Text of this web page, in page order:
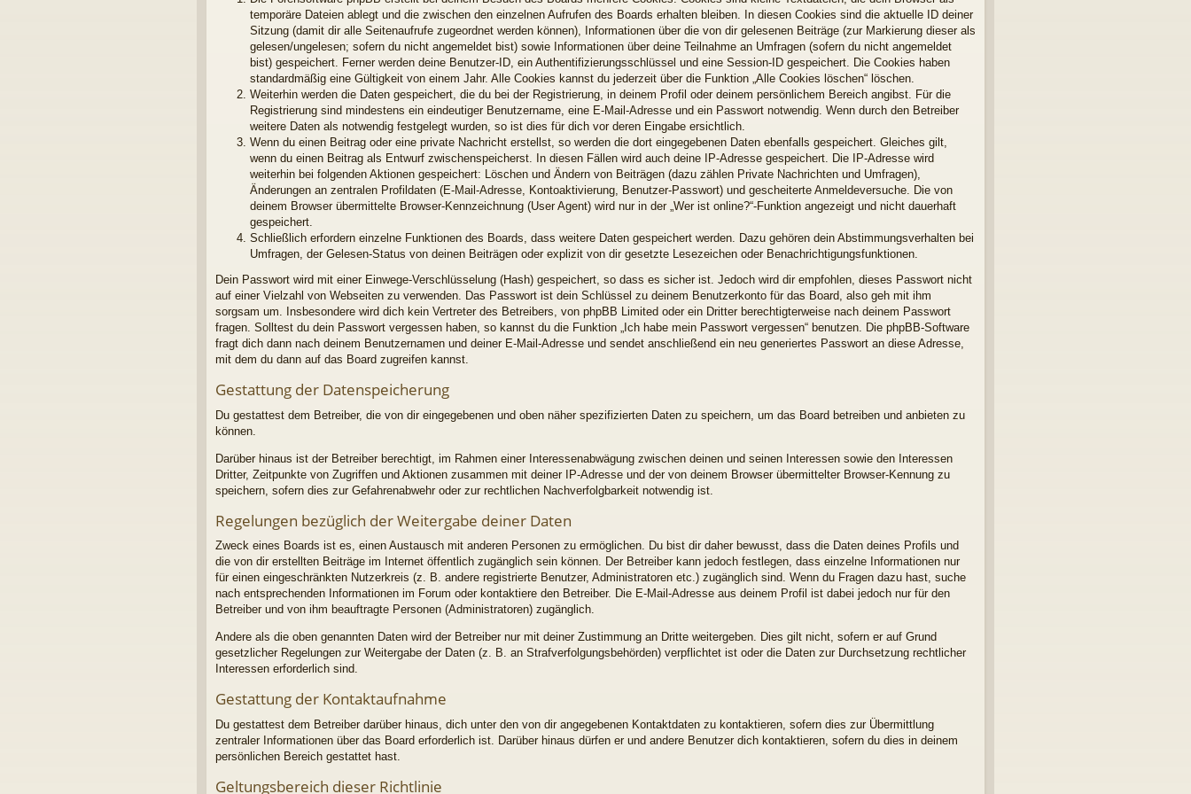
temporäre Dateien ablegt und die zwischen den einzelnen Aufrufen des Boards erhalten bleiben. In diesen Cookies sind die aktuelle ID deiner
Sitzung (damit dir alle Seitenaufrufe zugeordnet werden können), Informationen über die von dir gelesenen Beiträge (zur Markierung dieser als
gelesen/ungelesen; sofern du nicht angemeldet bist) sowie Informationen über deine Teilnahme an Umfragen (sofern du nicht angemeldet
bist) gespeichert. Ferner werden deine Benutzer-ID, ein Authentifizierungsschlüssel und eine Session-ID gespeichert. Die Cookies haben
standardmäßig eine Gültigkeit von einem Jahr. Alle Cookies kannst du jederzeit über die Funktion „Alle Cookies löschen“ löschen.
Weiterhin werden die Daten gespeichert, die du bei der Registrierung, in deinem Profil oder deinem persönlichem Bereich angibst. Für die
Registrierung sind mindestens ein eindeutiger Benutzername, eine E-Mail-Adresse und ein Passwort notwendig. Wenn durch den Betreiber
weitere Daten als notwendig festgelegt wurden, so ist dies für dich vor deren Eingabe ersichtlich.
Wenn du einen Beitrag oder eine private Nachricht erstellst, so werden die dort eingegebenen Daten ebenfalls gespeichert. Gleiches gilt,
wenn du einen Beitrag als Entwurf zwischenspeicherst. In diesen Fällen wird auch deine IP-Adresse gespeichert. Die IP-Adresse wird
weiterhin bei folgenden Aktionen gespeichert: Löschen und Ändern von Beiträgen (dazu zählen Private Nachrichten und Umfragen),
Änderungen an zentralen Profildaten (E-Mail-Adresse, Kontoaktivierung, Benutzer-Passwort) und gescheiterte Anmeldeversuche. Die von
deinem Browser übermittelte Browser-Kennzeichnung (User Agent) wird nur in der „Wer ist online?“-Funktion angezeigt und nicht dauerhaft
gespeichert.
Schließlich erfordern einzelne Funktionen des Boards, dass weitere Daten gespeichert werden. Dazu gehören dein Abstimmungsverhalten bei
Umfragen, der Gelesen-Status von deinen Beiträgen oder explizit von dir gesetzte Lesezeichen oder Benachrichtigungsfunktionen.
Dein Passwort wird mit einer Einwege-Verschlüsselung (Hash) gespeichert, so dass es sicher ist. Jedoch wird dir empfohlen, dieses Passwort nicht
auf einer Vielzahl von Webseiten zu verwenden. Das Passwort ist dein Schlüssel zu deinem Benutzerkonto für das Board, also geh mit ihm
sorgsam um. Insbesondere wird dich kein Vertreter des Betreibers, von phpBB Limited oder ein Dritter berechtigterweise nach deinem Passwort
fragen. Solltest du dein Passwort vergessen haben, so kannst du die Funktion „Ich habe mein Passwort vergessen“ benutzen. Die phpBB-Software
fragt dich dann nach deinem Benutzernamen und deiner E-Mail-Adresse und sendet anschließend ein neu generiertes Passwort an diese Adresse,
mit dem du dann auf das Board zugreifen kannst.
Gestattung der Datenspeicherung
Du gestattest dem Betreiber, die von dir eingegebenen und oben näher spezifizierten Daten zu speichern, um das Board betreiben und anbieten zu
können.
Darüber hinaus ist der Betreiber berechtigt, im Rahmen einer Interessenabwägung zwischen deinen und seinen Interessen sowie den Interessen
Dritter, Zeitpunkte von Zugriffen und Aktionen zusammen mit deiner IP-Adresse und der von deinem Browser übermittelter Browser-Kennung zu
speichern, sofern dies zur Gefahrenabwehr oder zur rechtlichen Nachverfolgbarkeit notwendig ist.
Regelungen bezüglich der Weitergabe deiner Daten
Zweck eines Boards ist es, einen Austausch mit anderen Personen zu ermöglichen. Du bist dir daher bewusst, dass die Daten deines Profils und
die von dir erstellten Beiträge im Internet öffentlich zugänglich sein können. Der Betreiber kann jedoch festlegen, dass einzelne Informationen nur
für einen eingeschränkten Nutzerkreis (z. B. andere registrierte Benutzer, Administratoren etc.) zugänglich sind. Wenn du Fragen dazu hast, suche
nach entsprechenden Informationen im Forum oder kontaktiere den Betreiber. Die E-Mail-Adresse aus deinem Profil ist dabei jedoch nur für den
Betreiber und von ihm beauftragte Personen (Administratoren) zugänglich.
Andere als die oben genannten Daten wird der Betreiber nur mit deiner Zustimmung an Dritte weitergeben. Dies gilt nicht, sofern er auf Grund
gesetzlicher Regelungen zur Weitergabe der Daten (z. B. an Strafverfolgungsbehörden) verpflichtet ist oder die Daten zur Durchsetzung rechtlicher
Interessen erforderlich sind.
Gestattung der Kontaktaufnahme
Du gestattest dem Betreiber darüber hinaus, dich unter den von dir angegebenen Kontaktdaten zu kontaktieren, sofern dies zur Übermittlung
zentraler Informationen über das Board erforderlich ist. Darüber hinaus dürfen er und andere Benutzer dich kontaktieren, sofern du dies in deinem
persönlichen Bereich gestattet hast.
Geltungsbereich dieser Richtlinie